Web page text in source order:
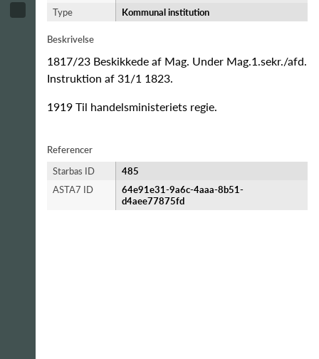
Type
Kommunal institution
Beskrivelse
1817/23 Beskikkede af Mag. Under Mag.1.sekr./afd.
Instruktion af 31/1 1823.
1919 Til handelsministeriets regie.
Referencer
Starbas ID
485
ASTA7 ID
64e91e31-9a6c-4aaa-8b51-
d4aee77875fd